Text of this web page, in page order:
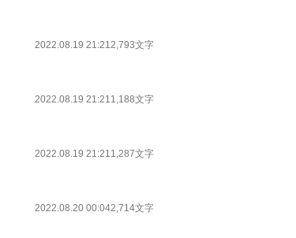
2022.08.19 21:212,793文字
2022.08.19 21:211,188文字
2022.08.19 21:211,287文字
2022.08.20 00:042,714文字